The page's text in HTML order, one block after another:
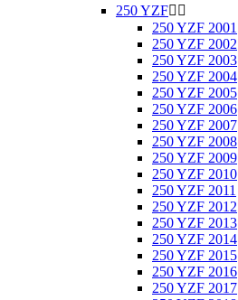
250 YZF 
250 YZF 2001
250 YZF 2002
250 YZF 2003
250 YZF 2004
250 YZF 2005
250 YZF 2006
250 YZF 2007
250 YZF 2008
250 YZF 2009
250 YZF 2010
250 YZF 2011
250 YZF 2012
250 YZF 2013
250 YZF 2014
250 YZF 2015
250 YZF 2016
250 YZF 2017